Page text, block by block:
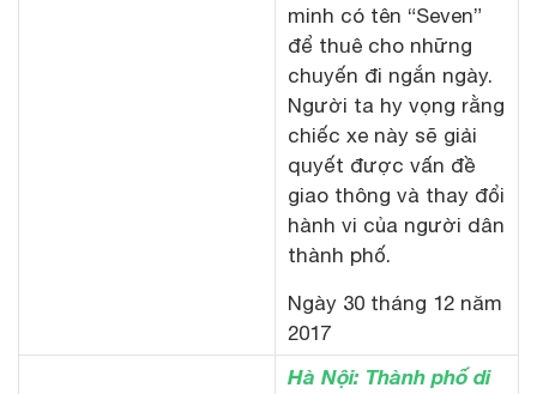
minh có tên “Seven”
để thuê cho những
chuyến đi ngắn ngày.
Người ta hy vọng rằng
chiếc xe này sẽ giải
quyết được vấn đề
giao thông và thay đổi
hành vi của người dân
thành phố.
Ngày 30 tháng 12 năm
2017
Hà Nội: Thành phố di